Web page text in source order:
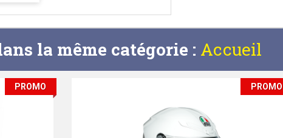
la même catégorie : Accueil
PROMO PROMO